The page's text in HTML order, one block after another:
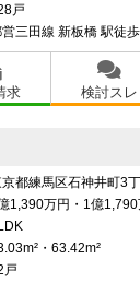
戸
三田線 新板橋 駅徒
求 検討スレ
都練馬区石神井町3
1,390万円・1億1,790
・63.42m²
戸